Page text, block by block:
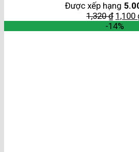
Được xếp hạng
1,320₫ 1,100
-14%